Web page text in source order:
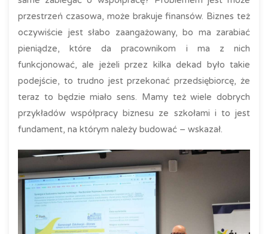
przestrzeń czasowa, może brakuje finansów. Biznes też
oczywiście jest słabo zaangażowany, bo ma zarabiać
pieniądze, które da pracownikom i ma z nich
funkcjonować, ale jeżeli przez kilka dekad było takie
podejście, to trudno jest przekonać przedsiębiorcę, że
teraz to będzie miało sens. Mamy też wiele dobrych
przykładów współpracy biznesu ze szkołami i to jest
fundament, na którym należy budować – wskazał.